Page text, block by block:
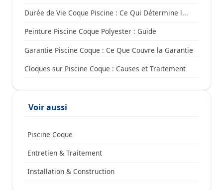
Durée de Vie Coque Piscine : Ce Qui Détermine l...
Peinture Piscine Coque Polyester : Guide
Garantie Piscine Coque : Ce Que Couvre la Garantie
Cloques sur Piscine Coque : Causes et Traitement
Voir aussi
Piscine Coque
Entretien & Traitement
Installation & Construction